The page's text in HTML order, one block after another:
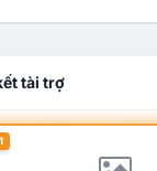
tài trợ